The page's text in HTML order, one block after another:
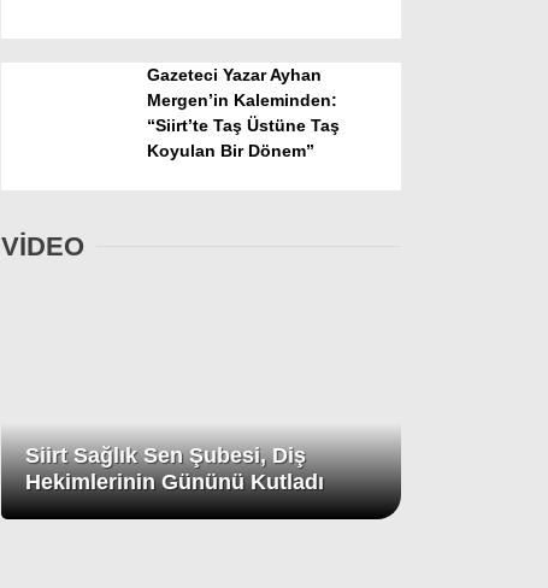
Gazeteci Yazar Ayhan
Mergen’in Kaleminden:
“Siirt’te Taş Üstüne Taş
Koyulan Bir Dönem”
VİDEO
Siirt Sağlık Sen Şubesi, Diş
Hekimlerinin Gününü Kutladı